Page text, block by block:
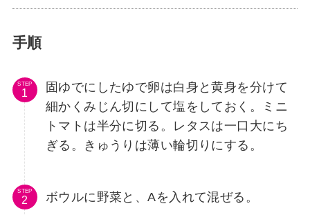
手順
STEP
固ゆでにしたゆで卵は白身と黄身を分けて
細かくみじん切にして塩をしておく。ミニ
トマトは半分に切る。レタスは一口大にち
ぎる。きゅうりは薄い輪切りにする。
STEP ボウルに野菜と、Aを入れて混ぜる。